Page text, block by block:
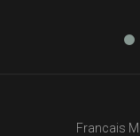
Francais